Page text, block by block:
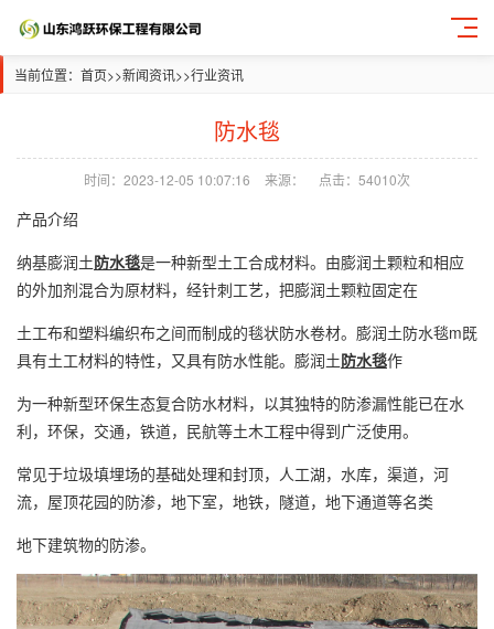
当前位置： 首页>>新闻资讯>>行业资讯
防水毯
时间：2023-12-05 10:07:16 来源： 点击：54010次
产品介绍
纳基膨润土防水毯是一种新型土工合成材料。由膨润土颗粒和相应
的外加剂混合为原材料，经针刺工艺，把膨润土颗粒固定在
土工布和塑料编织布之间而制成的毯状防水卷材。膨润土防水毯m既
具有土工材料的特性，又具有防水性能。膨润土防水毯作
为一种新型环保生态复合防水材料，以其独特的防渗漏性能已在水
利，环保，交通，铁道，民航等土木工程中得到广泛使用。
常见于垃圾填埋场的基础处理和封顶，人工湖，水库，渠道，河
流，屋顶花园的防渗，地下室，地铁，隧道，地下通道等名类
地下建筑物的防渗。